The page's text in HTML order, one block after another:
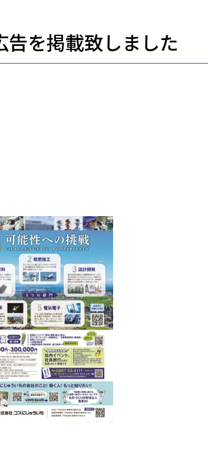
を掲載致しました